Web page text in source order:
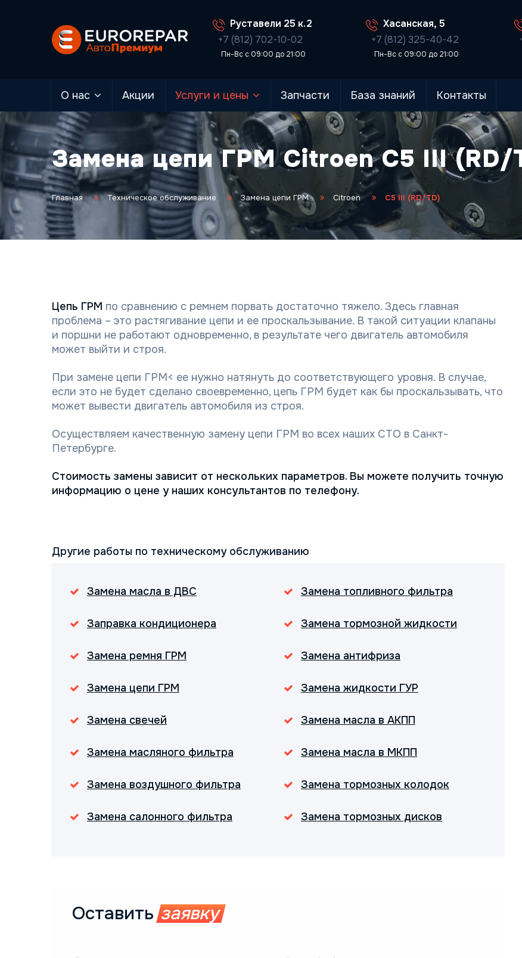
Руставели 25 к.2
+7 (812) 702-10-02
Пн-Вс с 09:00 до 21:00
Хасанская, 5
+7 (812) 325-40-42
Пн-Вс с 09:00 до 21:00
О нас Акции Услуги и цены Запчасти База знаний Контакты
Замена цепи ГРМ Citroen C5 III (RD/
Главная Техническое обслуживание Замена цепи ГРМ Citroen C5 III (RD/TD)
Цепь ГРМ по сравнению с ремнем порвать достаточно тяжело. Здесь главная
проблема – это растягивание цепи и ее проскальзывание. В такой ситуации клапаны
и поршни не работают одновременно, в результате чего двигатель автомобиля
может выйти и строя.
При замене цепи ГРМ< ее нужно натянуть до соответствующего уровня. В случае,
если это не будет сделано своевременно, цепь ГРМ будет как бы проскальзывать, что
может вывести двигатель автомобиля из строя.
Осуществляем качественную замену цепи ГРМ во всех наших СТО в Санкт-
Петербурге.
Стоимость замены зависит от нескольких параметров. Вы можете получить точную
информацию о цене у наших консультантов по телефону.
Другие работы по техническому обслуживанию
Замена масла в ДВС
Заправка кондиционера
Замена ремня ГРМ
Замена цепи ГРМ
Замена свечей
Замена масляного фильтра
Замена воздушного фильтра
Замена салонного фильтра
Замена топливного фильтра
Замена тормозной жидкости
Замена антифриза
Замена жидкости ГУР
Замена масла в АКПП
Замена масла в МКПП
Замена тормозных колодок
Замена тормозных дисков
Оставить заявку